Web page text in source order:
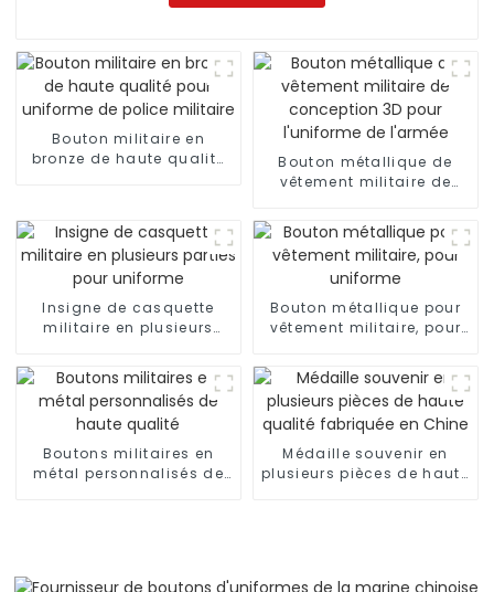
Bouton militaire en
bronze de haute qualité
Bouton métallique de
vêtement militaire de
l'uniforme de l'armée
Insigne de casquette
militaire en plusieurs
Bouton métallique pour
vêtement militaire, pour
Boutons militaires en
métal personnalisés de
Médaille souvenir en
plusieurs pièces de haute